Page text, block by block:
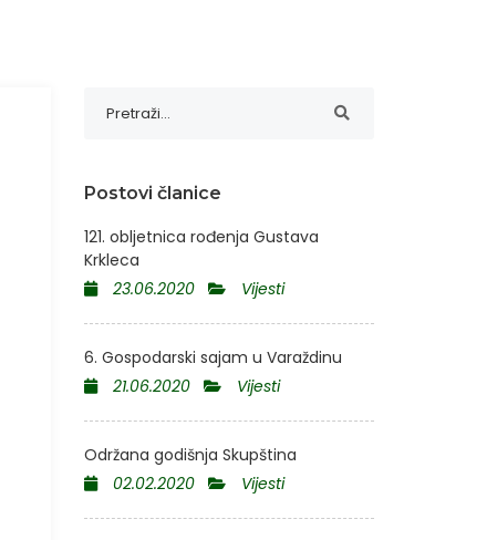
Postovi članice
121. obljetnica rođenja Gustava
Krkleca
23.06.2020
Vijesti
6. Gospodarski sajam u Varaždinu
21.06.2020
Vijesti
Održana godišnja Skupština
02.02.2020
Vijesti